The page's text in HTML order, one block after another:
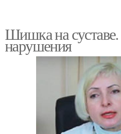
Шишка на
нарушения